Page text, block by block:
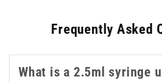
ENFIT types are available to suit
clear calibration, these syringes
medication delivery with precision
Frequently Asked
What is a 2.5ml syringe